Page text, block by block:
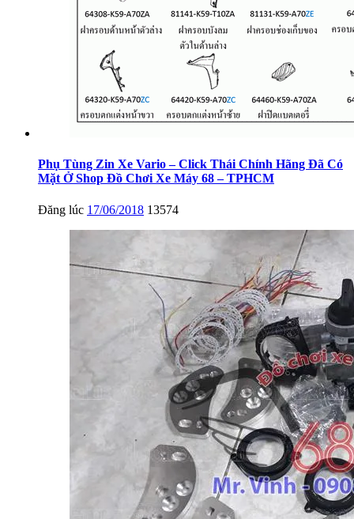
Phụ Tùng Zin Xe Vario – Click Thái Chính Hãng Đã Có
Mặt Ở Shop Đồ Chơi Xe Máy 68 – TPHCM
Đăng lúc 17/06/2018 13574